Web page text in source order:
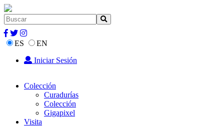
ES
EN
Iniciar Sesión
Colección
Curadurías
Colección
Gigapixel
Visita